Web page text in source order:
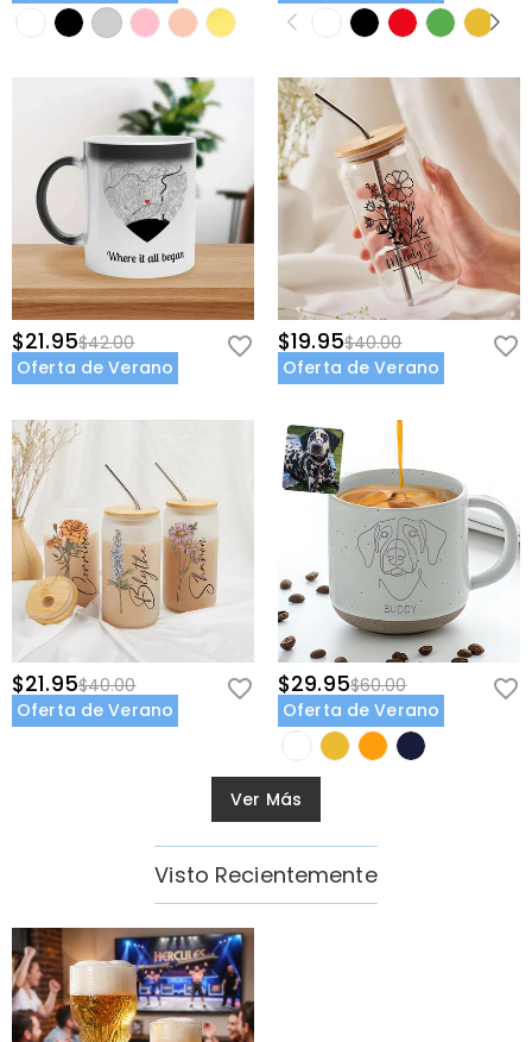
$21.95$42.00
Oferta de Verano
$19.95$40.00
Oferta de Verano
$21.95$40.00
Oferta de Verano
$29.95$60.00
Oferta de Verano
Ver Más
Visto Recientemente